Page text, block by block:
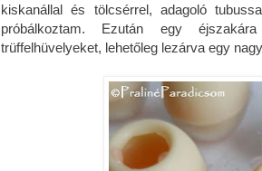
kiskanállal és tölcsérrel, adagoló
próbálkoztam. Ezután egy
trüffelhüvelyeket, lehetőleg lezárva egy